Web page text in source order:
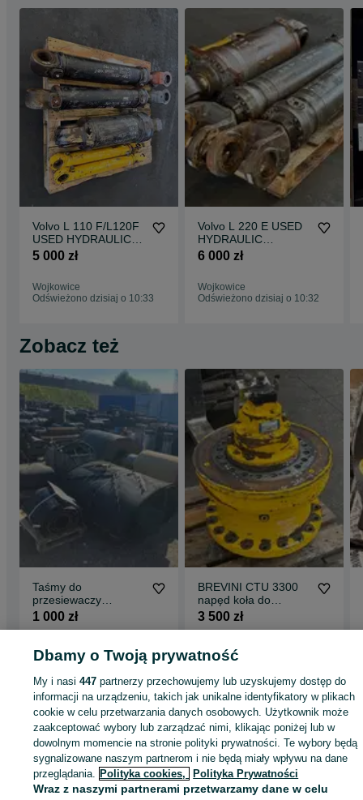
Volvo L 110 F/L120F
USED HYDRAULIC
CYLINDER
5 000 zł
Wojkowice
Odświeżono dzisiaj o 10:33
Volvo L 220 E USED
HYDRAULIC
CYLINDER komplet
6 000 zł
Wojkowice
Odświeżono dzisiaj o 10:32
Zobacz też
Taśmy do
przesiewaczy
kruszarek frezarek
00/1600
1 000 zł
Wojkowice
27 lipca 2026
BREVINI CTU 3300
napęd koła do
odwadniacza
3 500 zł
Wojkowice
25 lipca 2026
Strona główna Rolnictwo Części do maszyn rolniczych
Części do maszyn
rolniczych - Śląskie
Części do maszyn rolniczych - Wojkowice
KATEGORIA
Dbamy o Twoją prywatność
My i nasi447 partnerzy przechowujemy lub uzyskujemy dostęp do
informacji na urządzeniu, takich jak unikalne identyfikatory w plikach
cookie w celu przetwarzania danych osobowych. Użytkownik może
zaakceptować wybory lub zarządzać nimi, klikając poniżej lub w
dowolnym momencie na stronie polityki prywatności. Te wybory będą
sygnalizowane naszym partnerom i nie będą miały wpływu na dane
przeglądania. Polityka cookies, Polityka Prywatności
Wraz z naszymi partnerami przetwarzamy dane w celu